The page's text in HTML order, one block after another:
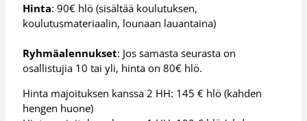
Hinta: 90€ hlö (sisältää koulutuksen,
koulutusmateriaalin, lounaan lauantaina)
Ryhmäalennukset: Jos samasta seurasta on
osallistujia 10 tai yli, hinta on 80€ hlö.
Hinta majoituksen kanssa 2 HH: 145 € hlö (kahden
hengen huone)